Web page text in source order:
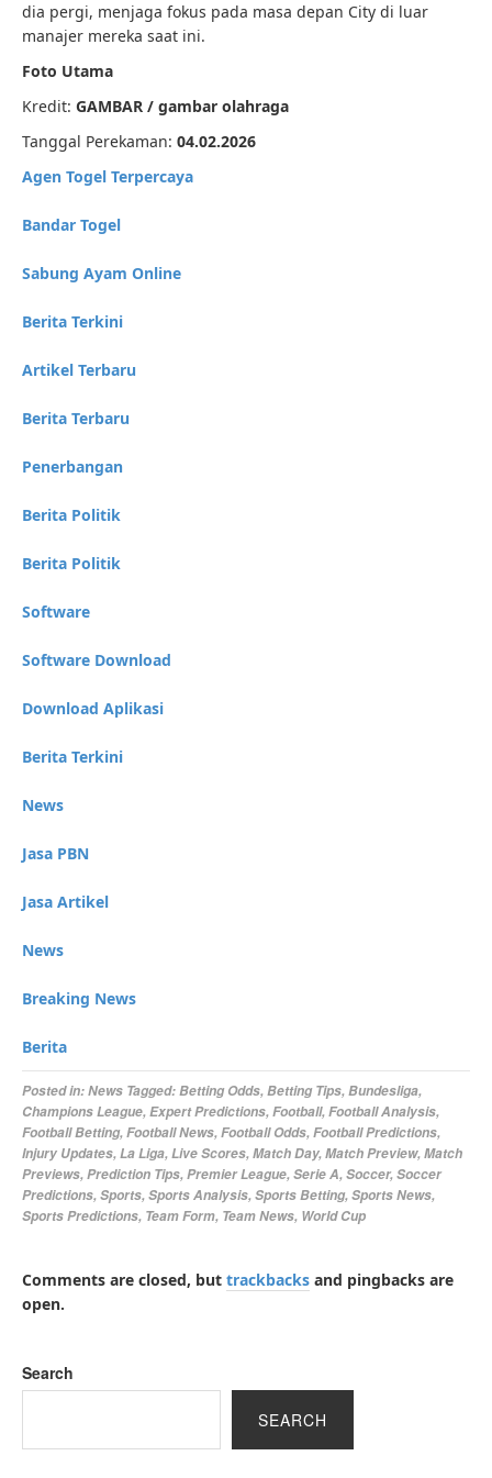
dia pergi, menjaga fokus pada masa depan City di luar
manajer mereka saat ini.
Foto Utama
Kredit: GAMBAR / gambar olahraga
Tanggal Perekaman: 04.02.2026
Agen Togel Terpercaya
Bandar Togel
Sabung Ayam Online
Berita Terkini
Artikel Terbaru
Berita Terbaru
Penerbangan
Berita Politik
Berita Politik
Software
Software Download
Download Aplikasi
Berita Terkini
News
Jasa PBN
Jasa Artikel
News
Breaking News
Berita
Posted in:News Tagged:Betting Odds,Betting Tips,Bundesliga,
Champions League,Expert Predictions,Football,Football Analysis,
Football Betting,Football News,Football Odds,Football Predictions,
Injury Updates,La Liga,Live Scores,Match Day,Match Preview,Match
Previews,Prediction Tips,Premier League,Serie A,Soccer,Soccer
Predictions,Sports,Sports Analysis,Sports Betting,Sports News,
Sports Predictions, Team Form, Team News, World Cup
Comments are closed, but trackbacks and pingbacks are
open.
Search
SEARCH